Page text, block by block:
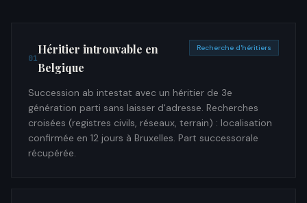
01
Héritier introuvable en
Belgique
Recherche d'héritiers
Succession ab intestat avec un héritier de 3e
génération parti sans laisser d'adresse. Recherches
croisées (registres civils, réseaux, terrain) : localisation
confirmée en 12 jours à Bruxelles. Part successorale
récupérée.